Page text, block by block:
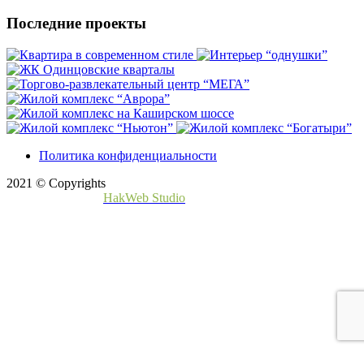
Последние проекты
Политика конфиденциальности
2021 © Copyrights
HakWeb Studio